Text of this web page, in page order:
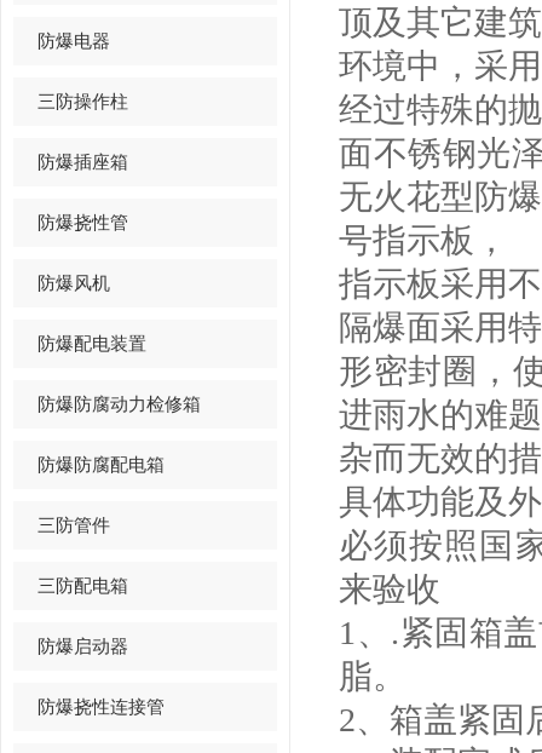
防爆电器
三防操作柱
防爆插座箱
防爆挠性管
防爆风机
防爆配电装置
防爆防腐动力检修箱
防爆防腐配电箱
三防管件
三防配电箱
防爆启动器
防爆挠性连接管
顶及其它建
环境中，采
经过特殊的
面不锈钢光
无火花型防
号指示板，
指示板采用
隔爆面采用
形密封圈，
进雨水的难
杂而无效的
具体功能及
必须按照国
来验收
1、.紧固箱
脂。
2、箱盖紧固